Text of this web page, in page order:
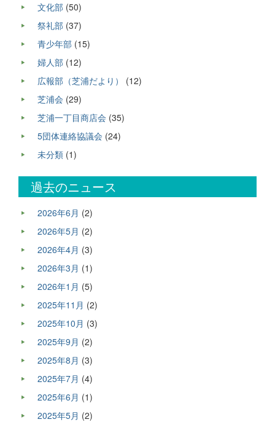
文化部 (50)
祭礼部 (37)
青少年部 (15)
婦人部 (12)
広報部（芝浦だより）
(12)
芝浦会 (29)
芝浦一丁目商店会 (35)
5団体連絡協議会 (24)
未分類 (1)
過去のニュース
2026年6月 (2)
2026年5月 (2)
2026年4月 (3)
2026年3月 (1)
2026年1月 (5)
2025年11月 (2)
2025年10月 (3)
2025年9月 (2)
2025年8月 (3)
2025年7月 (4)
2025年6月 (1)
2025年5月 (2)